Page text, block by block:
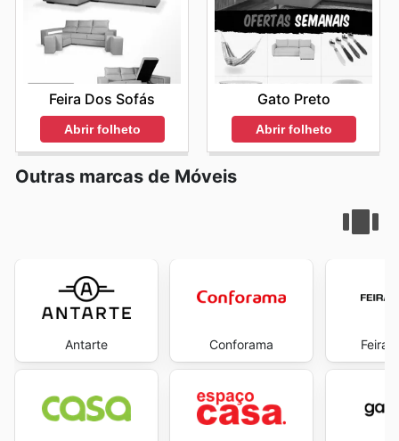
Feira Dos Sofás
Abrir folheto
Gato Preto
Abrir folheto
Outras marcas de Móveis
Antarte Conforama Feira